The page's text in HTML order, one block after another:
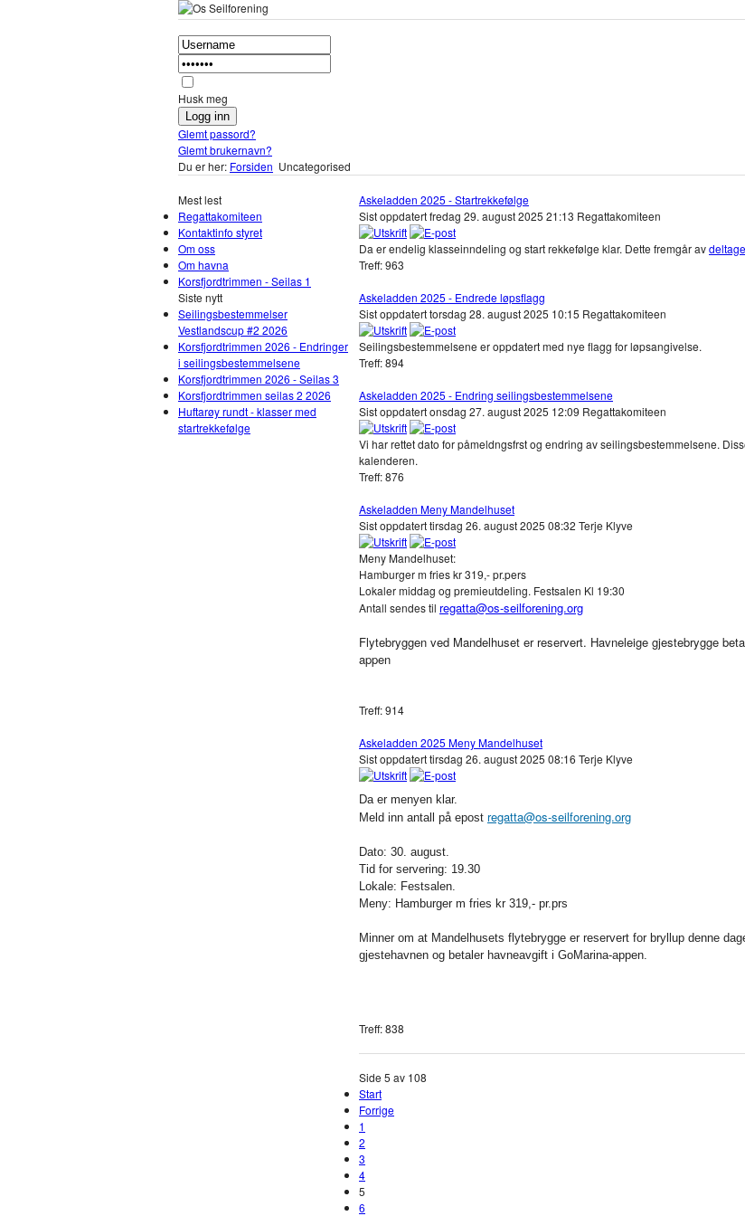
Husk meg
Glemt passord?
Glemt brukernavn?
Du er her: Forsiden Uncategorised
Mest lest
Regattakomiteen
Kontaktinfo styret
Om oss
Om havna
Korsfjordtrimmen - Seilas 1
Siste nytt
Seilingsbestemmelser
Vestlandscup #2 2026
Korsfjordtrimmen 2026 - Endringer
i seilingsbestemmelsene
Korsfjordtrimmen 2026 - Seilas 3
Korsfjordtrimmen seilas 2 2026
Huftarøy rundt - klasser med
startrekkefølge
Askeladden 2025 - Startrekkefølge
Sist oppdatert fredag 29. august 2025 21:13 Regattakomiteen
Da er endelig klasseinndeling og start rekkefølge klar. Dette fremgår av
Treff: 963
Askeladden 2025 - Endrede løpsflagg
Sist oppdatert torsdag 28. august 2025 10:15 Regattakomiteen
Seilingsbestemmelsene er oppdatert med nye flagg for løpsangivelse.
Treff: 894
Askeladden 2025 - Endring seilingsbestemmelsene
Sist oppdatert onsdag 27. august 2025 12:09 Regattakomiteen
Vi har rettet dato for påmeldngsfrst og endring av seilingsbestemmelsene.
kalenderen.
Treff: 876
Askeladden Meny Mandelhuset
Sist oppdatert tirsdag 26. august 2025 08:32 Terje Klyve
Meny Mandelhuset:
Hamburger m fries kr 319,- pr.pers
Lokaler middag og premieutdeling. Festsalen Kl 19:30
Antall sendes til regatta@os-seilforening.org
Flytebryggen ved Mandelhuset er reservert. Havneleige gjestebrygge
appen
Treff: 914
Askeladden 2025 Meny Mandelhuset
Sist oppdatert tirsdag 26. august 2025 08:16 Terje Klyve
Da er menyen klar.
Meld inn antall på epost regatta@os-seilforening.org
Dato: 30. august.
Tid for servering: 19.30
Lokale: Festsalen.
Meny: Hamburger m fries kr 319,- pr.prs
Minner om at Mandelhusets flytebrygge er reservert for bryllup denne
gjestehavnen og betaler havneavgift i GoMarina-appen.
Treff: 838
Side 5 av 108
Start
Forrige
1
2
3
4
5
6